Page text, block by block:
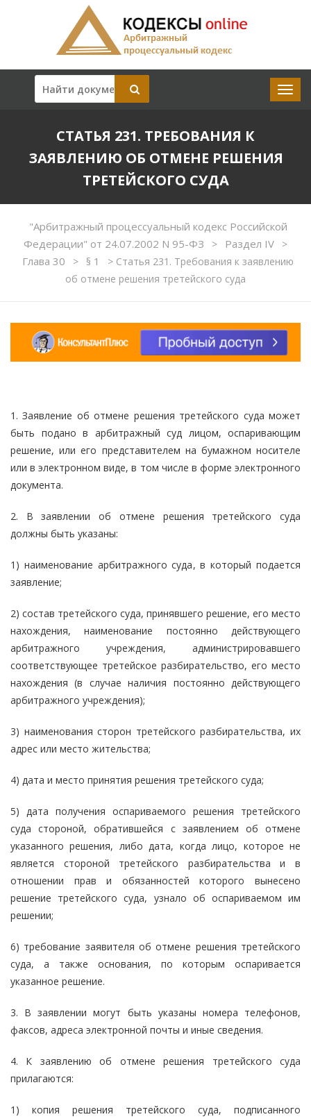
СТАТЬЯ 231. ТРЕБОВАНИЯ К
ЗАЯВЛЕНИЮ ОБ ОТМЕНЕ РЕШЕНИЯ
ТРЕТЕЙСКОГО СУДА
"Арбитражный процессуальный кодекс Российской
Федерации" от 24.07.2002 N 95-ФЗ
> Раздел IV >
Глава 30 > § 1 > Статья 231. Требования к заявлению
об отмене решения третейского суда
1. Заявление об отмене решения третейского суда может
быть подано в арбитражный суд лицом, оспаривающим
решение, или его представителем на бумажном носителе
или в электронном виде, в том числе в форме электронного
документа.
2. В заявлении об отмене решения третейского суда
должны быть указаны:
1) наименование арбитражного суда, в который подается
заявление;
2) состав третейского суда, принявшего решение, его место
нахождения, наименование постоянно действующего
арбитражного учреждения, администрировавшего
соответствующее третейское разбирательство, его место
нахождения (в случае наличия постоянно действующего
арбитражного учреждения);
3) наименования сторон третейского разбирательства, их
адрес или место жительства;
4) дата и место принятия решения третейского суда;
5) дата получения оспариваемого решения третейского
суда стороной, обратившейся с заявлением об отмене
указанного решения, либо дата, когда лицо, которое не
является стороной третейского разбирательства и в
отношении прав и обязанностей которого вынесено
решение третейского суда, узнало об оспариваемом им
решении;
6) требование заявителя об отмене решения третейского
суда, а также основания, по которым оспаривается
указанное решение.
3. В заявлении могут быть указаны номера телефонов,
факсов, адреса электронной почты и иные сведения.
4. К заявлению об отмене решения третейского суда
прилагаются:
1) копия решения третейского суда, подписанного